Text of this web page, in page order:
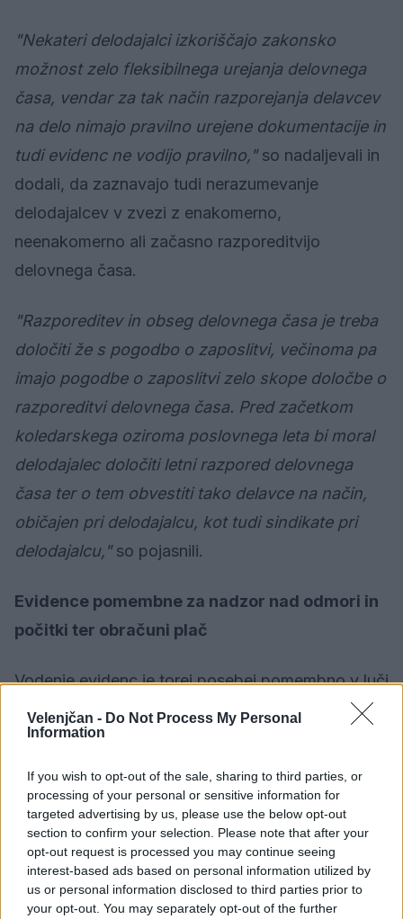
Velenjčan - Do Not Process My Personal
Information
If you wish to opt-out of the sale, sharing to third parties, or
processing of your personal or sensitive information for
targeted advertising by us, please use the below opt-out
section to confirm your selection. Please note that after your
opt-out request is processed you may continue seeing
interest-based ads based on personal information utilized by
us or personal information disclosed to third parties prior to
your opt-out. You may separately opt-out of the further
"Nekateri delodajalci izkoriščajo zakonsko
možnost zelo fleksibilnega urejanja delovnega
časa, vendar za tak način razporejanja delavcev
na delo nimajo pravilno urejene dokumentacije in
tudi evidenc ne vodijo pravilno,"so nadaljevali in
dodali, da zaznavajo tudi nerazumevanje
delodajalcev v zvezi z enakomerno,
neenakomerno ali začasno razporeditvijo
delovnega časa.
"Razporeditev in obseg delovnega časa je treba
določiti že s pogodbo o zaposlitvi, večinoma pa
imajo pogodbe o zaposlitvi zelo skope določbe o
razporeditvi delovnega časa. Pred začetkom
koledarskega oziroma poslovnega leta bi moral
delodajalec določiti letni razpored delovnega
časa ter o tem obvestiti tako delavce na način,
običajen pri delodajalcu, kot tudi sindikate pri
delodajalcu,"so pojasnili.
Evidence pomembne za nadzor nad odmori in
počitki ter obračuni plač
Vodenje evidenc je torej posebej pomembno v luči
učinkovitejšega nadzora nad izvajanjem
normativne ureditve delovnega časa, odmorov in
"Pravilno vodene evidence so podlaga za to, da
inšpektor pri svojem nadzoru lahko ugotovi,
kako je delovni čas za posameznega delavca
razporejen, ali dela poln ali krajši delovni čas, ali